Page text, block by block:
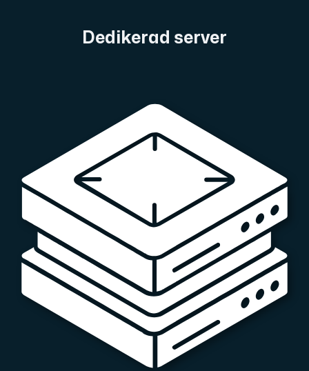
Maximal prestanda med våra dedikerade AMD-servrar —
Dell PowerEdge
Förstärk din IT-infrastruktur med Dell PowerEdge
Bare Metal GPU
Dedikerade servrar med NVIDIA RTX, A100 och H100
En VPS ger inte bara trygghet — utan också en
Dedikerad server